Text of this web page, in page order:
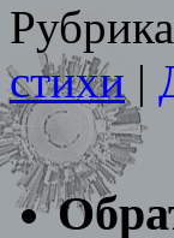
стихи |